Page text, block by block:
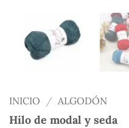
INICIO / ALGODÓN
Hilo de modal y seda